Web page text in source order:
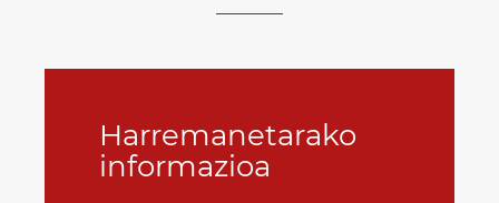
Harremanetarako
informazioa